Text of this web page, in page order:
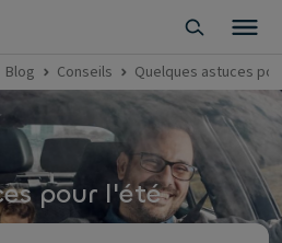
Blog Conseils Quelques astuces
pour l'été